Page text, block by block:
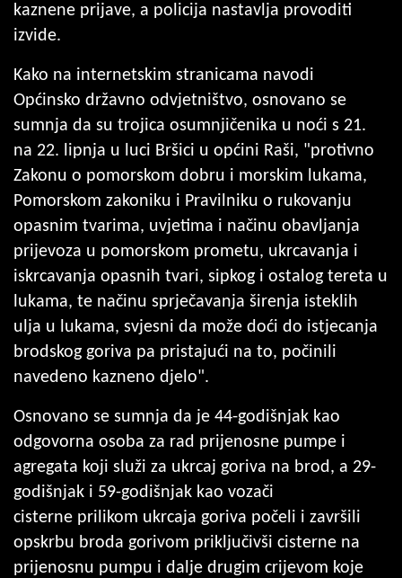
kaznene prijave, a policija nastavlja provoditi
izvide.
Kako na internetskim stranicama navodi
Općinsko državno odvjetništvo, osnovano se
sumnja da su trojica osumnjičenika u noći s 21.
na 22. lipnja u luci Bršici u općini Raši, "protivno
Zakonu o pomorskom dobru i morskim lukama,
Pomorskom zakoniku i Pravilniku o rukovanju
opasnim tvarima, uvjetima i načinu obavljanja
prijevoza u pomorskom prometu, ukrcavanja i
iskrcavanja opasnih tvari, sipkog i ostalog tereta u
lukama, te načinu sprječavanja širenja isteklih
ulja u lukama, svjesni da može doći do istjecanja
brodskog goriva pa pristajući na to, počinili
navedeno kazneno djelo".
Osnovano se sumnja da je 44-godišnjak kao
odgovorna osoba za rad prijenosne pumpe i
agregata koji služi za ukrcaj goriva na brod, a 29-
godišnjak i 59-godišnjak kao vozači
cisterne prilikom ukrcaja goriva počeli i završili
opskrbu broda gorivom priključivši cisterne na
prijenosnu pumpu i dalje drugim crijevom koje